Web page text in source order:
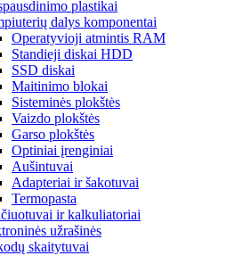
plastikai
dalys komponentai
Operatyvioji atmintis RAM
Standieji diskai HDD
SSD diskai
Maitinimo blokai
Sisteminės plokštės
Vaizdo plokštės
Garso plokštės
Optiniai įrenginiai
Aušintuvai
Adapteriai ir šakotuvai
Termopasta
ir kalkuliatoriai
užrašinės
skaitytuvai